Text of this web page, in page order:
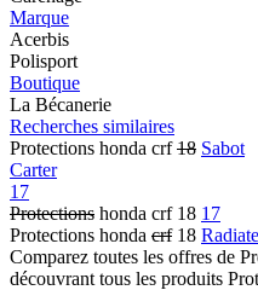
Marque
Acerbis
Polisport
Boutique
La Bécanerie
Recherches similaires
Protections honda crf18 Sabot
Carter
17
Protections honda crf 18 17
Protections honda crf18
Comparez toutes les offres de
découvrant tous les produits